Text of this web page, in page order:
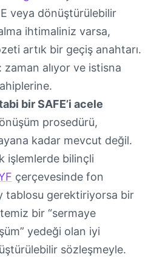
veya dönüştürülebilir
ihtimaliniz varsa,
artık bir geçiş anahtarı.
alıyor ve istisna
bir SAFE’i acele
prosedürü,
kadar mevcut değil.
işlemlerde bilinçli
çerçevesinde fon
tablosu gerektiriyorsa bir
bir “sermaye
yedeği olan iyi
sözleşmeyle.